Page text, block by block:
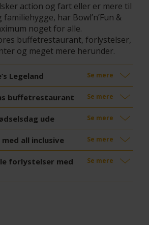
action og fart eller er mere til
har Bowl’n’Fun &
noget for alle.
buffetrestaurant, forlystelser,
og meget mere herunder.
Se mere
Legeland
Se mere
buffetrestaurant
Se mere
ude
Se mere
all inclusive
Se mere
forlystelser med